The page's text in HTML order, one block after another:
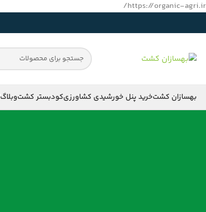
https://organic-agri.ir/
بهسازان کشتخرید پنل خورشیدی کشاورزیکودبستر کشتوبلاگ